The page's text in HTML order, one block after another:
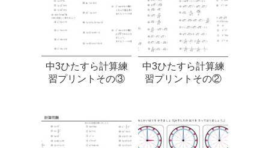
中3ひたすら計算練
習プリントその③
中3ひたすら計算練
習プリントその②